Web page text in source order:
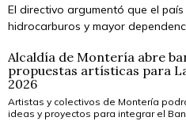
El directivo argumentó que el
hidrocarburos y mayor
Alcaldía de Montería abre
propuestas artísticas para
2026
Artistas y colectivos de Montería
ideas y proyectos para integrar el